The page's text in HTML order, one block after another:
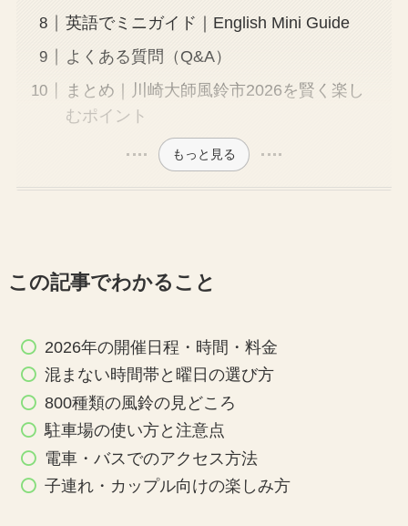
英語でミニガイド｜English Mini Guide
よくある質問（Q&A）
まとめ｜川崎大師風鈴市2026を賢く楽し
むポイント
もっと見る
この記事でわかること
2026年の開催日程・時間・料金
混まない時間帯と曜日の選び方
800種類の風鈴の見どころ
駐車場の使い方と注意点
電車・バスでのアクセス方法
子連れ・カップル向けの楽しみ方